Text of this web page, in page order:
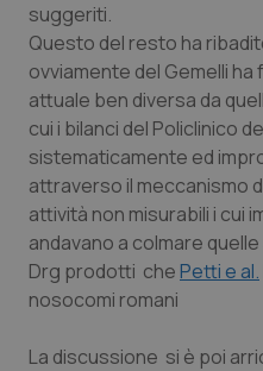
Valle D’Aosta
Veneto
Oncodermatologia
Oncoematologia
Oncologia &
Psoriasi & pelle
Quotidiano
suggeriti.
Questo del resto ha
ovviamente del Gemelli
attuale ben diversa da
cui i bilanci del Policlinico
sistematicamente ed
attraverso il meccanismo
attività non misurabili i cui
andavano a colmare
Drg prodotti chePetti e al.
nosocomi romani
La discussione si è poi